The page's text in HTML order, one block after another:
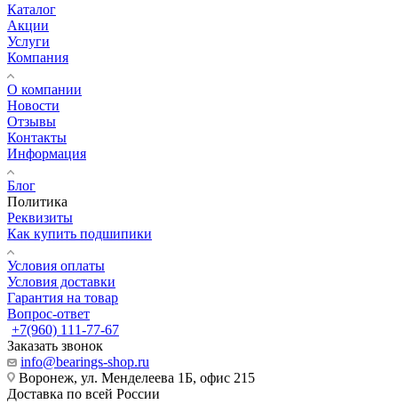
Каталог
Акции
Услуги
Компания
О компании
Новости
Отзывы
Контакты
Информация
Блог
Политика
Реквизиты
Как купить подшипики
Условия оплаты
Условия доставки
Гарантия на товар
Вопрос-ответ
+7(960) 111-77-67
Заказать звонок
info@bearings-shop.ru
Воронеж, ул. Менделеева 1Б, офис 215
Доставка по всей России